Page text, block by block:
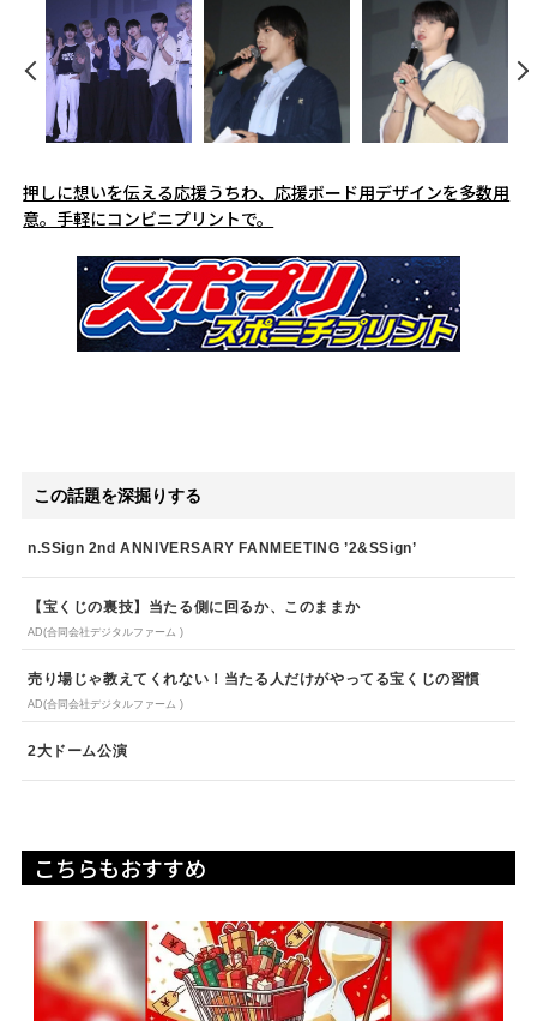
押しに想いを伝える応援うちわ、応援ボード用デザインを多数用
意。手軽にコンビニプリントで。
この話題を深掘りする
n.SSign 2nd ANNIVERSARY FANMEETING ’2&SSign’
【宝くじの裏技】当たる側に回るか、このままか
AD(合同会社デジタルファーム )
売り場じゃ教えてくれない！当たる人だけがやってる宝くじの習慣
AD(合同会社デジタルファーム )
2大ドーム公演
こちらもおすすめ